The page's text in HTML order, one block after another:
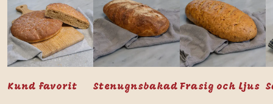
Kund favorit Stenugnsbakad Frasig och ljus